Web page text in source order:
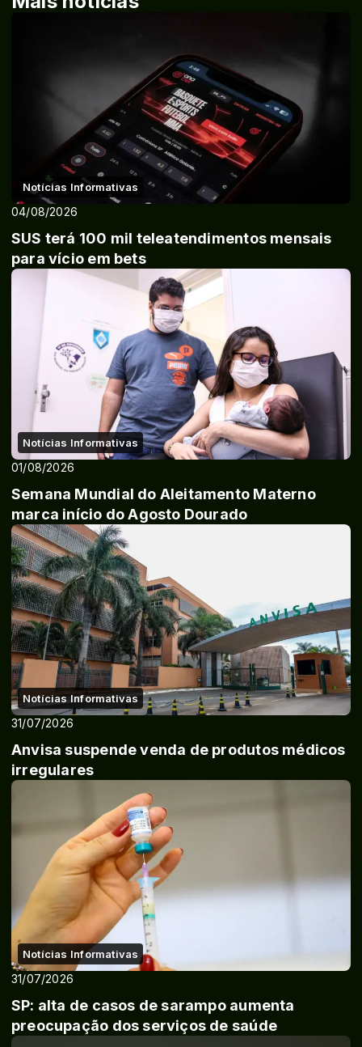
Notícias Informativas
04/08/2026
SUS terá 100 mil teleatendimentos mensais
para vício em bets
Notícias Informativas
01/08/2026
Semana Mundial do Aleitamento Materno
marca início do Agosto Dourado
Notícias Informativas
31/07/2026
Anvisa suspende venda de produtos médicos
irregulares
Notícias Informativas
31/07/2026
SP: alta de casos de sarampo aumenta
preocupação dos serviços de saúde